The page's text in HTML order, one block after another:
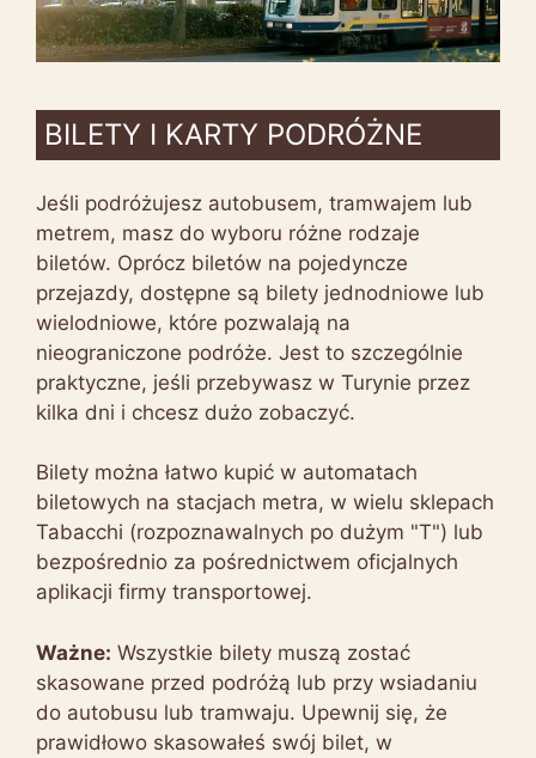
BILETY I KARTY PODRÓŻNE
Jeśli podróżujesz autobusem, tramwajem lub
metrem, masz do wyboru różne rodzaje
biletów. Oprócz biletów na pojedyncze
przejazdy, dostępne są bilety jednodniowe lub
wielodniowe, które pozwalają na
nieograniczone podróże. Jest to szczególnie
praktyczne, jeśli przebywasz w Turynie przez
kilka dni i chcesz dużo zobaczyć.
Bilety można łatwo kupić w automatach
biletowych na stacjach metra, w wielu sklepach
Tabacchi (rozpoznawalnych po dużym "T") lub
bezpośrednio za pośrednictwem oficjalnych
aplikacji firmy transportowej.
Ważne: Wszystkie bilety muszą zostać
skasowane przed podróżą lub przy wsiadaniu
do autobusu lub tramwaju. Upewnij się, że
prawidłowo skasowałeś swój bilet, w